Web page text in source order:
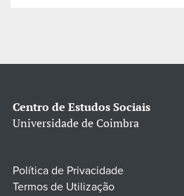
Centro de Estudos Sociais
Universidade de Coimbra
Política de Privacidade
Termos de Utilização